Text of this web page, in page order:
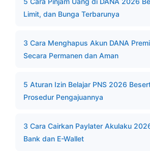
Limit, dan Bunga Terbarunya
3 Cara Menghapus Akun DANA
Secara Permanen dan Aman
5 Aturan Izin Belajar PNS 2026
Prosedur Pengajuannya
3 Cara Cairkan Paylater Akulaku
Bank dan E-Wallet